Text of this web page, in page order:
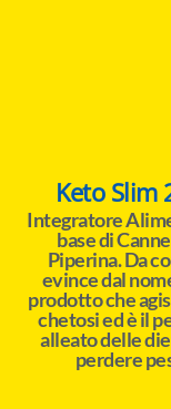
Keto Slim
Integratore
base di
Piperina. Da
evince dal
prodotto che
chetosi ed è il
alleato delle
perdere